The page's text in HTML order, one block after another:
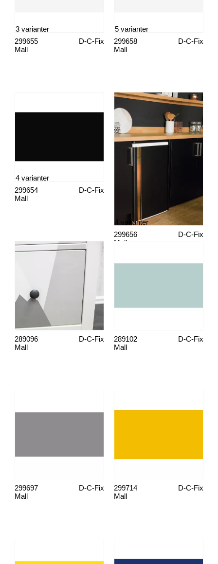
Mall
D-C-Fix
299655
3 varianter
Mall
D-C-Fix
299658
5 varianter
Mall
D-C-Fix
299654
4 varianter
Mall
D-C-Fix
299656
4 varianter
Mall
D-C-Fix
289096
Mall
D-C-Fix
289102
Mall
D-C-Fix
299697
Mall
D-C-Fix
299714